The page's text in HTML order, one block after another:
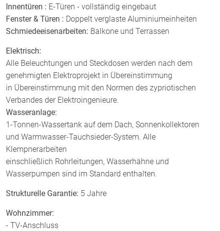
Innentüren : E-Türen - vollständig eingebaut
Fenster & Türen : Doppelt verglaste Aluminiumeinheiten
Schmiedeeisenarbeiten: Balkone und Terrassen
Elektrisch:
Alle Beleuchtungen und Steckdosen werden nach dem
genehmigten Elektroprojekt in Übereinstimmung
in Übereinstimmung mit den Normen des zypriotischen
Verbandes der Elektroingenieure.
Wasseranlage:
1-Tonnen-Wassertank auf dem Dach, Sonnenkollektoren
und Warmwasser-Tauchsieder-System. Alle
Klempnerarbeiten
einschließlich Rohrleitungen, Wasserhähne und
Wasserpumpen sind im Standard enthalten.
Strukturelle Garantie: 5 Jahre
Wohnzimmer:
- TV-Anschluss